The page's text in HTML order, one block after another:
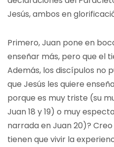
Jesús, ambos en
Primero, Juan pone en
enseñar más, pero que el
Además, los discípulos no
que Jesús les quiere
porque es muy triste (su
Juan 18 y 19) o muy
narrada en Juan 20)?
tienen que vivir la